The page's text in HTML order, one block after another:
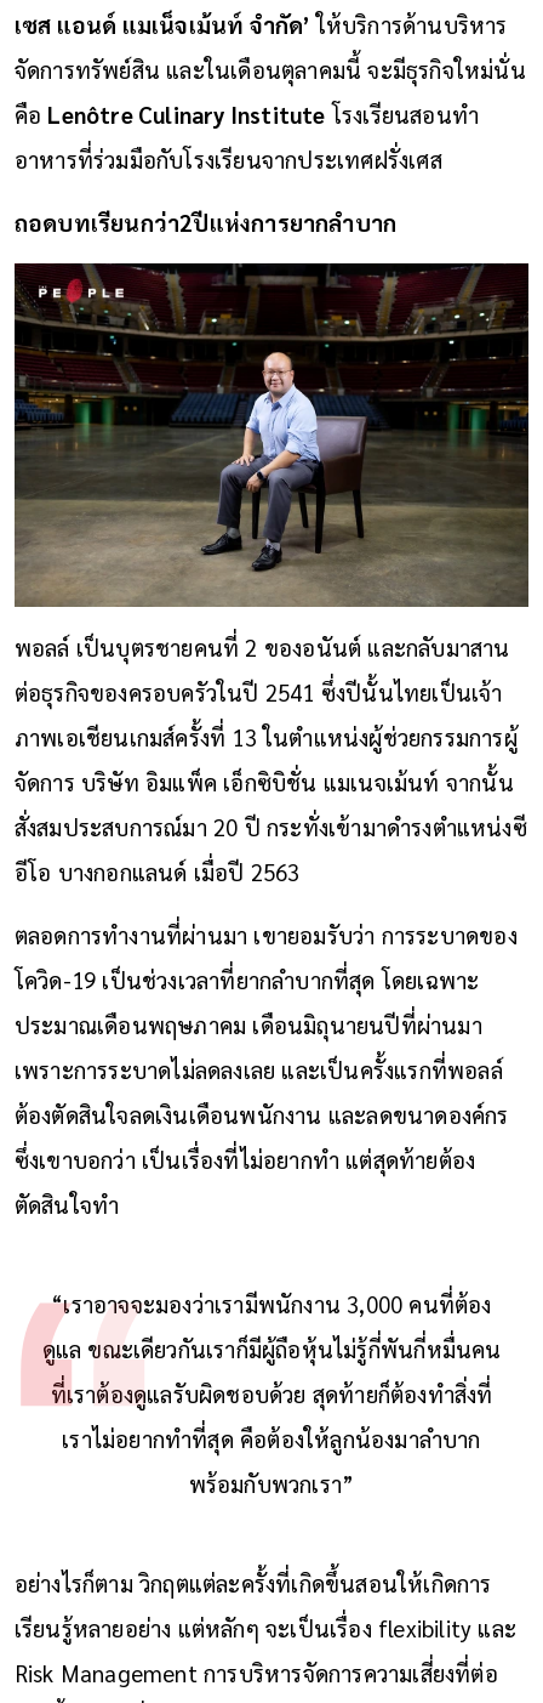
เซส แอนด์ แมเน็จเม้นท์ จำกัด’ ให้บริการด้านบริหาร
จัดการทรัพย์สิน และในเดือนตุลาคมนี้ จะมีธุรกิจใหม่นั่น
คือ Lenôtre Culinary Institute โรงเรียนสอนทำ
อาหารที่ร่วมมือกับโรงเรียนจากประเทศฝรั่งเศส
ถอดบทเรียนกว่า2ปีแห่งการยากลำบาก
พอลล์ เป็นบุตรชายคนที่ 2 ของอนันต์ และกลับมาสาน
ต่อธุรกิจของครอบครัวในปี 2541 ซึ่งปีนั้นไทยเป็นเจ้า
ภาพเอเชียนเกมส์ครั้งที่ 13 ในตำแหน่งผู้ช่วยกรรมการผู้
จัดการ บริษัท อิมแพ็ค เอ็กซิบิชั่น แมเนจเม้นท์ จากนั้น
สั่งสมประสบการณ์มา 20 ปี กระทั่งเข้ามาดำรงตำแหน่งซี
อีโอ บางกอกแลนด์ เมื่อปี 2563
ตลอดการทำงานที่ผ่านมา เขายอมรับว่า การระบาดของ
โควิด-19 เป็นช่วงเวลาที่ยากลำบากที่สุด โดยเฉพาะ
ประมาณเดือนพฤษภาคม เดือนมิถุนายนปีที่ผ่านมา
เพราะการระบาดไม่ลดลงเลย และเป็นครั้งแรกที่พอลล์
ต้องตัดสินใจลดเงินเดือนพนักงาน และลดขนาดองค์กร
ซึ่งเขาบอกว่า เป็นเรื่องที่ไม่อยากทำ แต่สุดท้ายต้อง
ตัดสินใจทำ
“เราอาจจะมองว่าเรามีพนักงาน 3,000 คนที่ต้อง
ดูแล ขณะเดียวกันเราก็มีผู้ถือหุ้นไม่รู้กี่พันกี่หมื่นคน
ที่เราต้องดูแลรับผิดชอบด้วย สุดท้ายก็ต้องทำสิ่งที่
เราไม่อยากทำที่สุด คือต้องให้ลูกน้องมาลำบาก
พร้อมกับพวกเรา”
อย่างไรก็ตาม วิกฤตแต่ละครั้งที่เกิดขึ้นสอนให้เกิดการ
เรียนรู้หลายอย่าง แต่หลักๆ จะเป็นเรื่อง flexibility และ
Risk Management การบริหารจัดการความเสี่ยงที่ต่อ